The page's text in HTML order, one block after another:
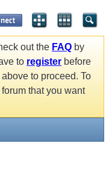
out the FAQ by
to register before
to proceed. To
that you want